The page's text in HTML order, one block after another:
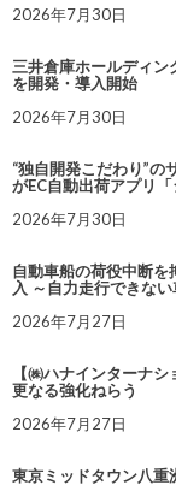
2026年7月30日
三井倉庫ホールディン
を開発・導入開始
2026年7月30日
“独自開発こだわり”の
がEC自動出荷アプリ
2026年7月30日
自動車船の荷役中断
入 ～自力走行できな
2026年7月27日
【㈱ハナインターナ
更なる強化ねらう
2026年7月27日
東京ミッドタウン八重